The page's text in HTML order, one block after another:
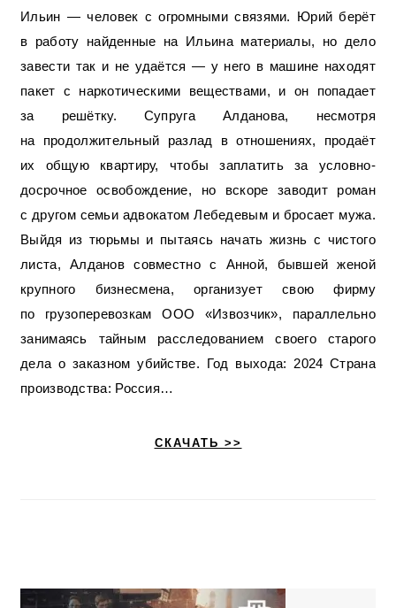
Ильин — человек с огромными связями. Юрий берёт
в работу найденные на Ильина материалы, но дело
завести так и не удаётся — у него в машине находят
пакет с наркотическими веществами, и он попадает
за решётку. Супруга Алданова, несмотря
на продолжительный разлад в отношениях, продаёт
их общую квартиру, чтобы заплатить за условно-
досрочное освобождение, но вскоре заводит роман
с другом семьи адвокатом Лебедевым и бросает мужа.
Выйдя из тюрьмы и пытаясь начать жизнь с чистого
листа, Алданов совместно с Анной, бывшей женой
крупного бизнесмена, организует свою фирму
по грузоперевозкам ООО «Извозчик», параллельно
занимаясь тайным расследованием своего старого
дела о заказном убийстве. Год выхода: 2024 Страна
производства: Россия…
СКАЧАТЬ >>